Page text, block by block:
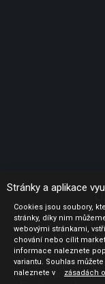
Jak nakupovat
Obchodní
GDPR - ochrana
Profil zadavatele
Sdělení před
Stránky a aplikace
Cookies jsou soubory,
stránky, díky nim
webovými stránkami,
chování nebo cílit
informace naleznete
variantu. Souhlas
naleznete v
zásadách